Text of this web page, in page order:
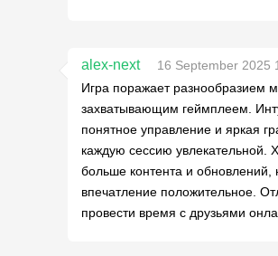
alex-next
16 September 2025
Игра поражает разнообразием
захватывающим геймплеем.
понятное управление и яркая
каждую сессию увлекательной.
больше контента и
впечатление положительное.
провести время с друзьями